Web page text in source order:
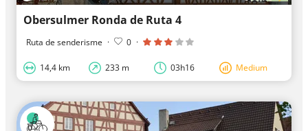
Obersulmer Ronda de Ruta 4
Ruta de senderisme · 0 ·
14,4 km 233 m 03h16 Medium